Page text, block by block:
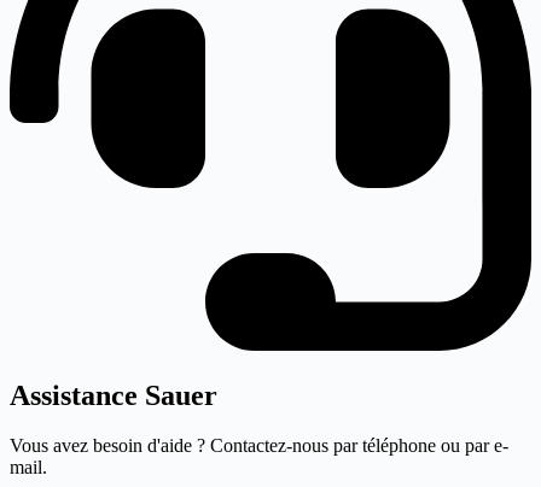
Assistance Sauer
Vous avez besoin d'aide ? Contactez-nous par téléphone ou par e-
mail.